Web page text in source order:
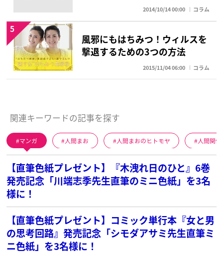
2014/10/14 00:00 コラム
風邪にもはちみつ！ウィルスを
撃退するための3つの方法
2015/11/04 06:00 コラム
5
関連キーワードの記事を探す
マンガ 人間まお 人間まおのヒトモヤ 人間関係
【直筆色紙プレゼント】『木洩れ日のひと』6巻
発売記念「川端志季先生直筆のミニ色紙」を3名
様に！
【直筆色紙プレゼント】コミック単行本『女と男
の思考回路』発売記念「シモダアサミ先生直筆ミ
ニ色紙」を3名様に！